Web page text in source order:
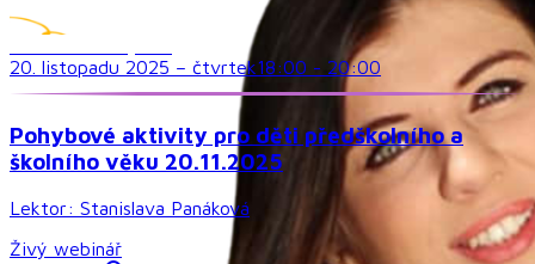
20. listopadu 2025 – čtvrtek18:00 - 20:00
Pohybové aktivity pro děti předškolního a
školního věku 20.11.2025
Lektor: Stanislava Panáková
Živý webinář